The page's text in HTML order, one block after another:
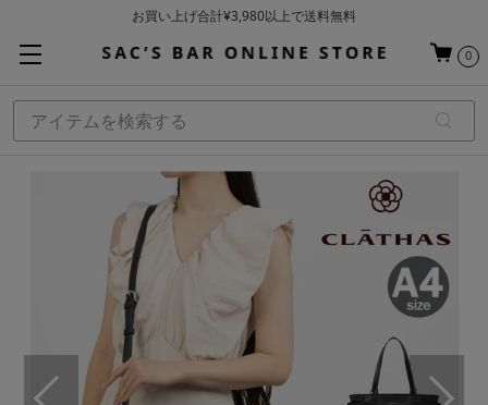
お買い上げ合計¥3,980以上で送料無料
当日～翌営業日を目安に順次発送（一部お取り寄せ商品を除く）
0